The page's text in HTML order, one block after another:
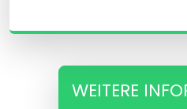
WEITERE